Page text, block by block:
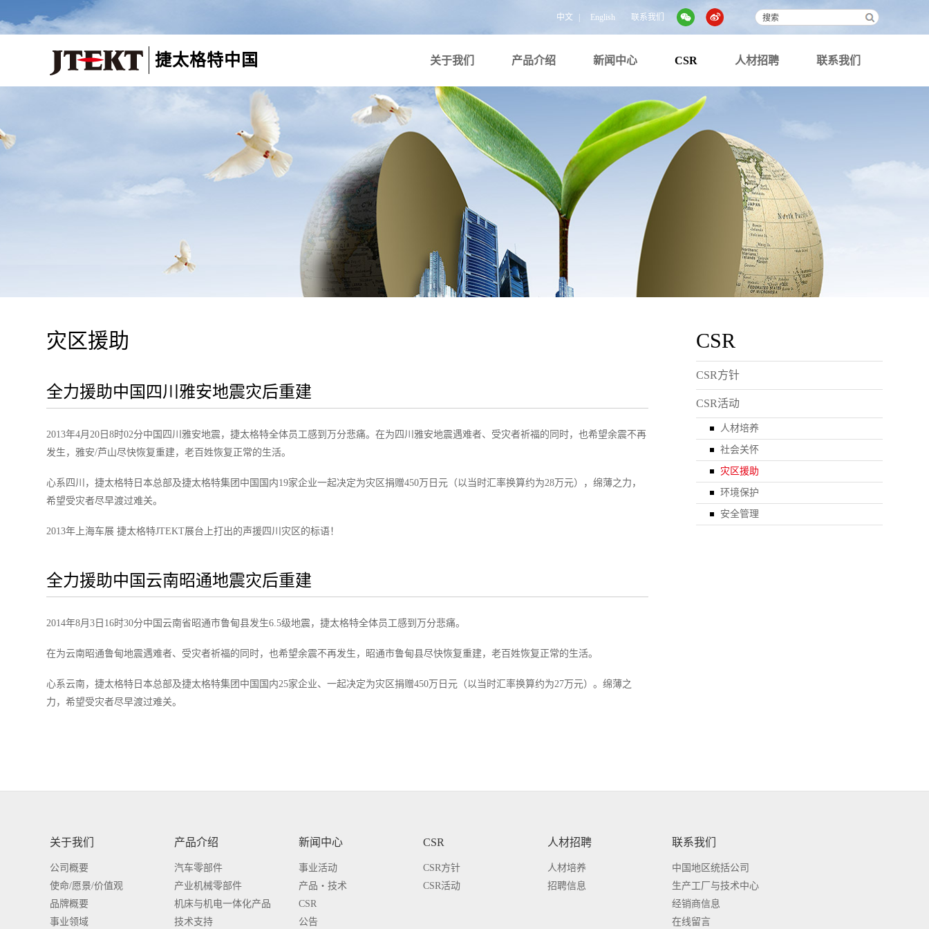
中文 English 联系我们
捷太格特中国 关于我们 产品介绍 新闻中心 CSR 人材招聘 联系我们
灾区援助
全力援助中国四川雅安地震灾后重建
2013年4月20日8时02分中国四川雅安地震，捷太格特全体员工感到万分悲痛。在为四川雅安地震遇难者、受灾者祈福的同时，也希望余震不再
发生，雅安/芦山尽快恢复重建，老百姓恢复正常的生活。
心系四川，捷太格特日本总部及捷太格特集团中国国内19家企业一起决定为灾区捐赠450万日元（以当时汇率换算约为28万元），绵薄之力，
希望受灾者尽早渡过难关。
2013年上海车展 捷太格特JTEKT展台上打出的声援四川灾区的标语！
全力援助中国云南昭通地震灾后重建
2014年8月3日16时30分中国云南省昭通市鲁甸县发生6.5级地震，捷太格特全体员工感到万分悲痛。
在为云南昭通鲁甸地震遇难者、受灾者祈福的同时，也希望余震不再发生，昭通市鲁甸县尽快恢复重建，老百姓恢复正常的生活。
心系云南，捷太格特日本总部及捷太格特集团中国国内25家企业、一起决定为灾区捐赠450万日元（以当时汇率换算约为27万元）。绵薄之
力，希望受灾者尽早渡过难关。
CSR
CSR方针
CSR活动
人材培养
社会关怀
灾区援助
环境保护
安全管理
关于我们
公司概要
使命/愿景/价值观
品牌概要
事业领域
产品介绍
汽车零部件
产业机械零部件
机床与机电一体化产品
技术支持
新闻中心
事业活动
产品・技术
CSR
公告
CSR
CSR方针
CSR活动
人材招聘
人材培养
招聘信息
联系我们
中国地区统括公司
生产工厂与技术中心
经销商信息
在线留言